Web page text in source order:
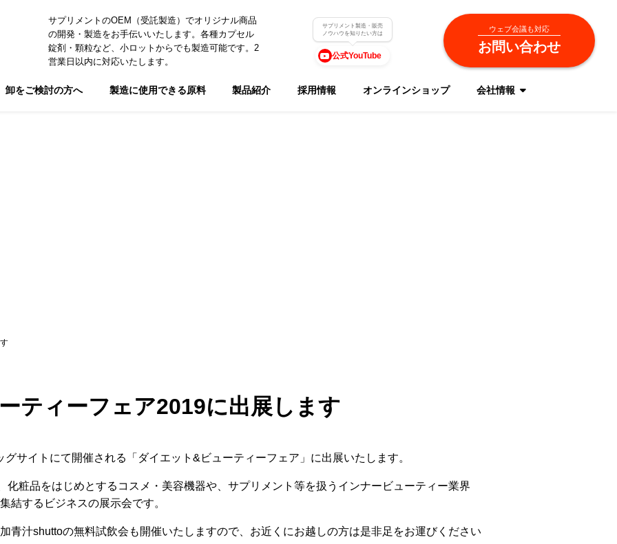
サプリメントのOEM（受託製造）でオリジナル商品
の開発・製造をお手伝いいたします。各種カプセル
錠剤・顆粒など、小ロットからでも製造可能です。2
営業日以内に対応いたします。
サプリメント製造・販売
ノウハウを知りたい方は
公式YouTube
ウェブ会議も対応
お問い合わせ
卸をご検討の方へ 製造に使用できる原料 製品紹介 採用情報 オンラインショップ 会社情報
ティーフェア2019に出展します
サイトにて開催される「ダイエット&ビューティーフェア」に出展いたします。
化粧品をはじめとするコスメ・美容機器や、サプリメント等を扱うインナービューティー業界
結するビジネスの展示会です。
青汁shuttoの無料試飲会も開催いたしますので、お近くにお越しの方は是非足をお運びください